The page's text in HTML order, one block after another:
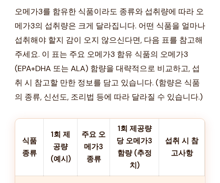
오메가3를 함유한 식품이라도 종류와 섭취량에 따라 오
메가3의 섭취량은 크게 달라집니다. 어떤 식품을 얼마나
섭취해야 할지 감이 오지 않으신다면, 다음 표를 참고해
주세요. 이 표는 주요 오메가3 함유 식품의 오메가3
(EPA+DHA 또는 ALA) 함량을 대략적으로 비교하고, 섭
취 시 참고할 만한 정보를 담고 있습니다. (함량은 식품
의 종류, 신선도, 조리법 등에 따라 달라질 수 있습니다.)
식품
종류
1회 제
공량
(예시)
주요 오
메가3
종류
1회 제공량
당 오메가3
함량 (추정
치)
섭취 시 참
고사항